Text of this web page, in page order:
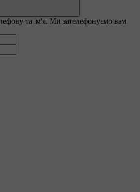
та ім'я. Ми зателефонуємо вам